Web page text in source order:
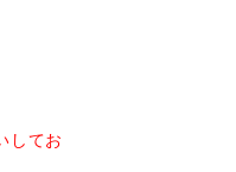
してお